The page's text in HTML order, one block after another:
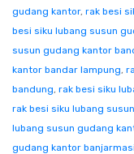
gudang kantor, rak besi
besi siku lubang susun
susun gudang kantor
kantor bandar lampung,
bandung, rak besi siku
rak besi siku lubang
lubang susun gudang
gudang kantor